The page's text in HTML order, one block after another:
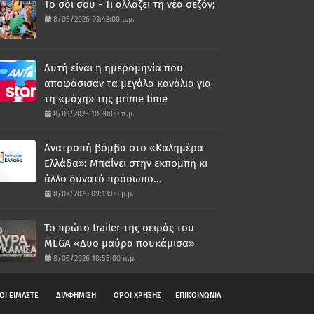
Το σόι σου - Τι αλλάζει τη νέα σεζόν;
8/05/2026 03:43:00 μ.μ.
Αυτή είναι η ημερομηνία που
αποφάσισαν τα μεγάλα κανάλια για
τη «μάχη» της prime time
8/03/2026 10:30:00 π.μ.
Ανατροπή βόμβα στο «Καλημέρα
Ελλάδα»: Μπαίνει στην εκπομπή κι
άλλο δυνατό πρόσωπο...
8/02/2026 09:13:00 μ.μ.
Το πρώτο trailer της σειράς του
MEGA «Δυο μαύρα πουκάμισα»
8/06/2026 10:55:00 π.μ.
ΕΙΜΑΣΤΕ ΔΙΑΦΗΜΙΣΗ ΟΡΟΙ ΧΡΗΣΗΣ ΕΠΙΚΟΙΝΩΝΙΑ